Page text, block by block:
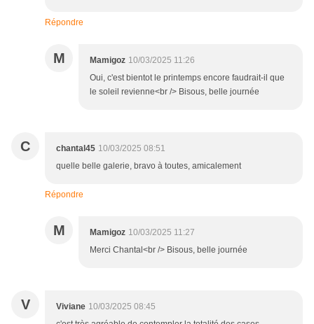
Répondre
M Mamigoz 10/03/2025 11:26
Oui, c'est bientot le printemps encore faudrait-il que
le soleil revienne<br /> Bisous, belle journée
C chantal45 10/03/2025 08:51
quelle belle galerie, bravo à toutes, amicalement
Répondre
M Mamigoz 10/03/2025 11:27
Merci Chantal<br /> Bisous, belle journée
V Viviane 10/03/2025 08:45